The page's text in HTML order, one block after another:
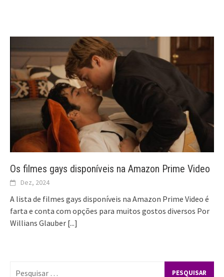
Os filmes gays disponíveis na Amazon Prime Video
Dez, 2024
A lista de filmes gays disponíveis na Amazon Prime Video é
farta e conta com opções para muitos gostos diversos Por
Willians Glauber [...]